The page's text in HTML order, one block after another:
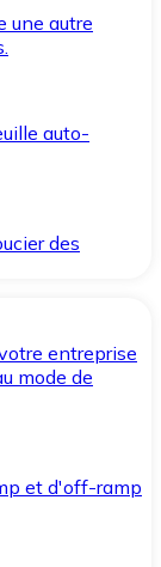
une autre
auto-
des
entreprise
mode de
et d'off-ramp